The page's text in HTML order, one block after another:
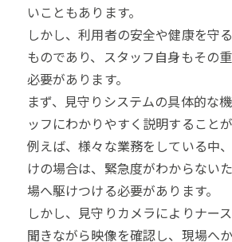
いこともあります。
しかし、利用者の安全や健康を守
ものであり、スタッフ自身もその
必要があります。
まず、見守りシステムの具体的な
ッフにわかりやすく説明することが
例えば、様々な業務をしている中
けの場合は、緊急度がわからない
場へ駆けつける必要があります。
しかし、見守りカメラによりナー
聞きながら映像を確認し、現場へ